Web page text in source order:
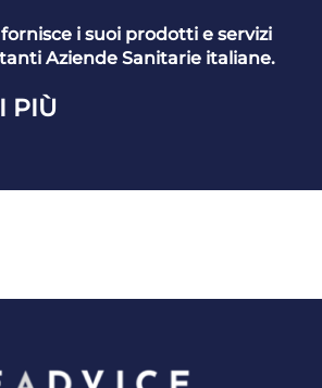
i suoi prodotti e servizi
Aziende Sanitarie italiane.
PIÙ